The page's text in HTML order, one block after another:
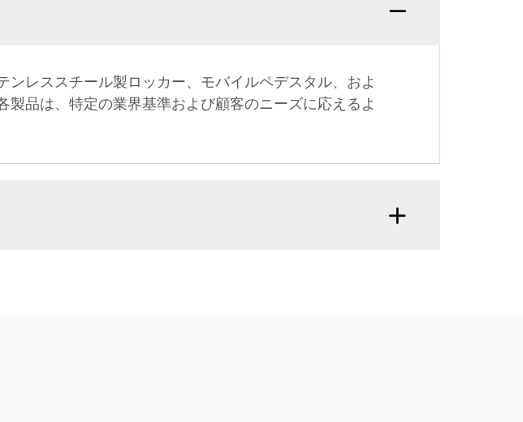
レススチール製ロッカー、モバイルペデスタル、およ
品は、特定の業界基準および顧客のニーズに応えるよ